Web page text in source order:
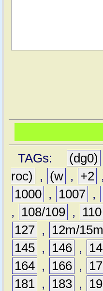
TAGs:
(dg0)
roc)
, (w , +2 ,
1000 , 1007 ,
,
108/109 , 110
127 , 12m/15m
145 , 146 ,
164 , 166 , 17
181 , 183 , 19